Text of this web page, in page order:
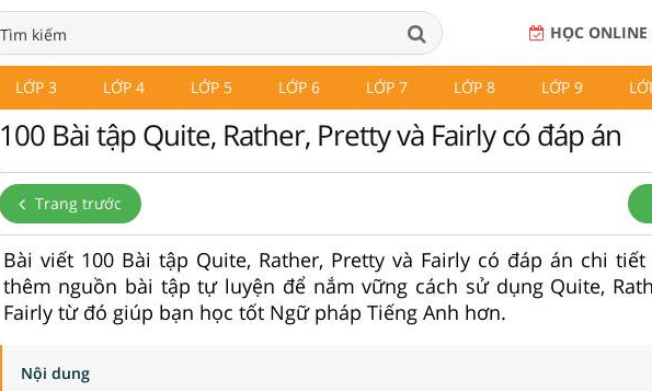
HỌC ONLINE
LỚP 3 LỚP 4 LỚP 5 LỚP 6 LỚP 7 LỚP 8 LỚP 9
100 Bài tập Quite, Rather, Pretty và Fairly có đáp án
Trang trước
Bài viết 100 Bài tập Quite, Rather, Pretty và Fairly có đáp án chi
thêm nguồn bài tập tự luyện để nắm vững cách sử dụng Quite,
Fairly từ đó giúp bạn học tốt Ngữ pháp Tiếng Anh hơn.
Nội dung